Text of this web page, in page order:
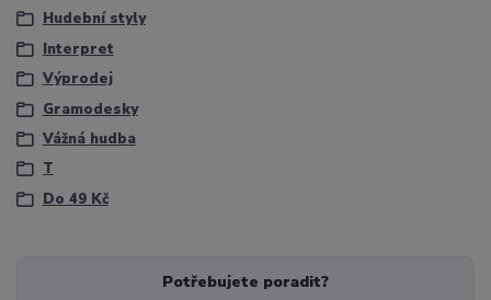
Hudební styly
Interpret
Výprodej
Gramodesky
Vážná hudba
T
Do 49 Kč
Potřebujete poradit?